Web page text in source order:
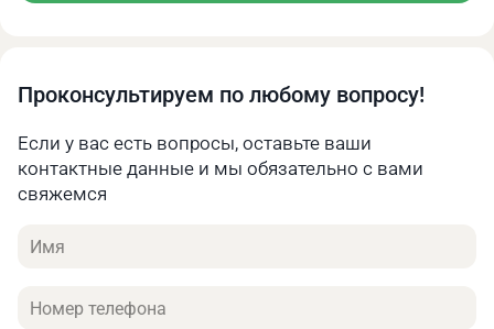
Проконсультируем по любому вопросу!
Если у вас есть вопросы, оставьте ваши
контактные данные и мы обязательно с вами
свяжемся
Имя
Телефон